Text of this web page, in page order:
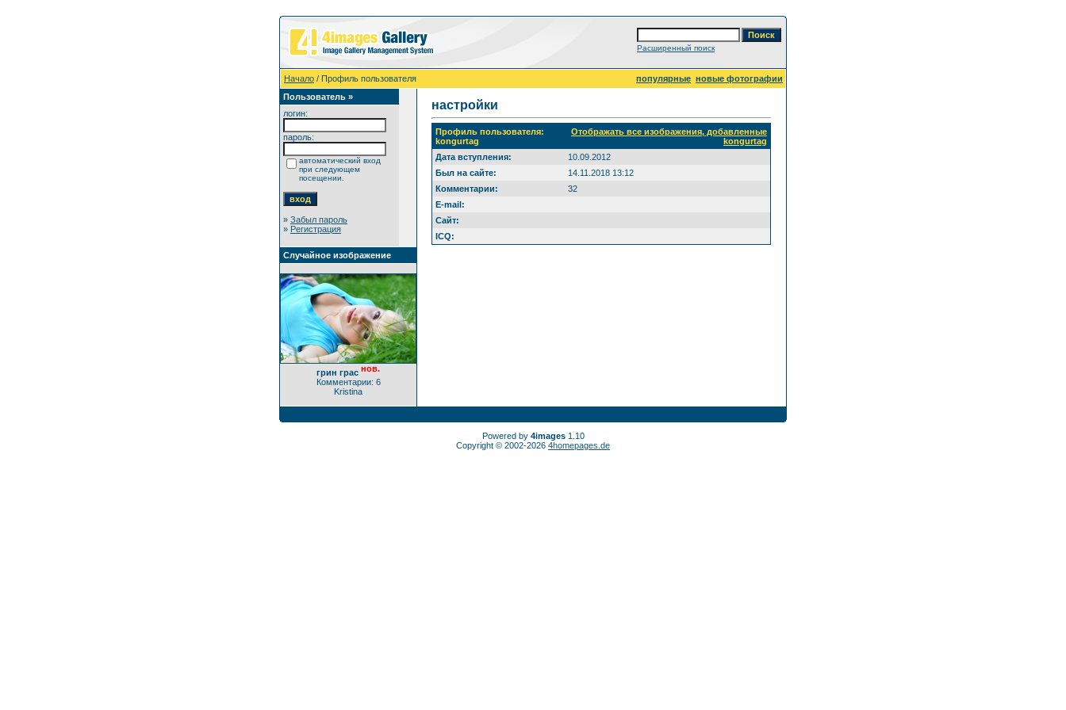
Расширенный поиск
Начало / Профиль пользователя популярные новые фотографии
Пользователь »
логин:
пароль:
автоматический вход
при следующем
посещении.
» Забыл пароль
» Регистрация
Случайное изображение
грин грас нов.
Комментарии: 6
Kristina
настройки
Профиль пользователя:
kongurtag
Отображать все изображения, добавленные
kongurtag
Дата вступления:
10.09.2012
Был на сайте:
14.11.2018 13:12
Комментарии:
32
E-mail:
Сайт:
ICQ:
Powered by 4images1.10
Copyright © 2002-2026 4homepages.de